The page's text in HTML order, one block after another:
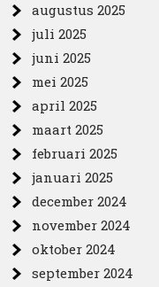
augustus 2025
juli 2025
juni 2025
mei 2025
april 2025
maart 2025
februari 2025
januari 2025
december 2024
november 2024
oktober 2024
september 2024